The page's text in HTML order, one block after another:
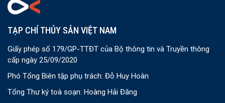
TẠP CHÍ THỦY SẢN VIỆT NAM
Giấy phép số 179/GP-TTĐT của Bộ thông tin và Truyền thông
cấp ngày 25/09/2020
Phó Tổng Biên tập phụ trách: Đỗ Huy Hoàn
Tổng Thư ký toà soạn: Hoàng Hải Đăng